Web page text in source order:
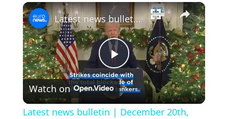
Play Unmute Fullscreen ×
Play
Video
Latest news bulletin | December 20th, 2025 – Morning
Watch on
Latest news bulletin | December 20th,